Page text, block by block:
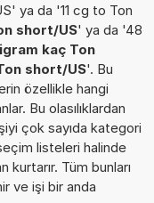
ya da '11 cg to Ton
short/US' ya da '48
kaç Ton
short/US'. Bu
özellikle hangi
Bu olasılıklardan
çok sayıda kategori
listeleri halinde
Tüm bunları
ve işi bir anda